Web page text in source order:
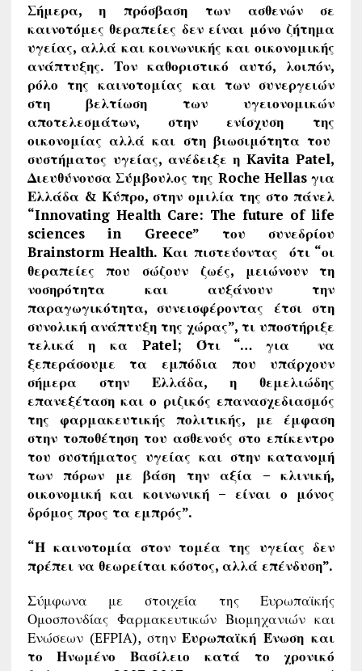
Σήμερα, η πρόσβαση των ασθενών σε
καινοτόμες θεραπείες δεν είναι μόνο ζήτημα
υγείας, αλλά και κοινωνικής και οικονομικής
ανάπτυξης. Τον καθοριστικό αυτό, λοιπόν,
ρόλο της καινοτομίας και των συνεργειών
στη βελτίωση των υγειονομικών
αποτελεσμάτων, στην ενίσχυση της
οικονομίας αλλά και στη βιωσιμότητα του
συστήματος υγείας, ανέδειξε η Kavita Patel,
Διευθύνουσα Σύμβουλος της Roche Hellas για
Ελλάδα & Κύπρο, στην ομιλία της στο πάνελ
“Innovating Health Care: The future of life
sciences in Greece” του συνεδρίου
Brainstorm Health. Και πιστεύοντας ότι “οι
θεραπείες που σώζουν ζωές, μειώνουν τη
νοσηρότητα και αυξάνουν την
παραγωγικότητα, συνεισφέροντας έτσι στη
συνολική ανάπτυξη της χώρας”, τι υποστήριξε
τελικά η κα Patel; Ότι “… για να
ξεπεράσουμε τα εμπόδια που υπάρχουν
σήμερα στην Ελλάδα, η θεμελιώδης
επανεξέταση και ο ριζικός επανασχεδιασμός
της φαρμακευτικής πολιτικής, με έμφαση
στην τοποθέτηση του ασθενούς στο επίκεντρο
του συστήματος υγείας και στην κατανομή
των πόρων με βάση την αξία – κλινική,
οικονομική και κοινωνική – είναι ο μόνος
δρόμος προς τα εμπρός”.
“Ηκαινοτομία στον τομέα της υγείας δεν
πρέπει να θεωρείται κόστος, αλλά επένδυση”.
Σύμφωνα με στοιχεία της Ευρωπαϊκής
Ομοσπονδίας Φαρμακευτικών Βιομηχανιών και
Ενώσεων (EFPIA), στηνΕυρωπαϊκή Ένωση και
το Ηνωμένο Βασίλειο κατά το χρονικό